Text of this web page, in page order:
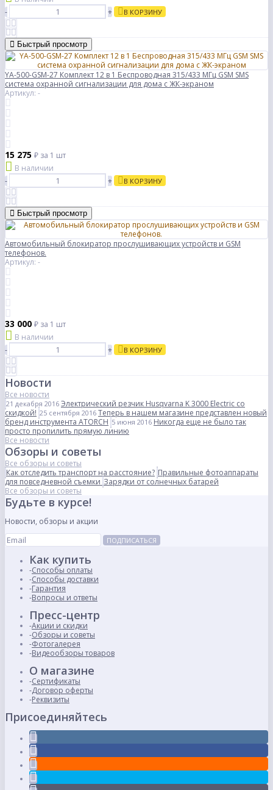
-
+ В КОРЗИНУ
Быстрый просмотр
YA-500-GSM-27 Комплект 12 в 1 Беспроводная 315/433 МГц GSM SMS
система охранной сигнализации для дома с ЖК-экраном
Артикул: -
15 275 ₽ за 1 шт
В наличии
-
+ В КОРЗИНУ
Быстрый просмотр
Автомобильный блокиратор прослушивающих устройств и GSM
телефонов.
Артикул: -
33 000 ₽ за 1 шт
В наличии
-
+ В КОРЗИНУ
Новости
Все новости
21 декабря 2016 Электрический резчик Husqvarna K 3000 Electric со
скидкой! 25 сентября 2016 Теперь в нашем магазине представлен новый
бренд инструмента ATORCH 5 июня 2016 Никогда еще не было так
просто пропилить прямую линию
Все новости
Обзоры и советы
Все обзоры и советы
Как отследить транспорт на расстояние? Правильные фотоаппараты
для повседневной съемки Зарядки от солнечных батарей
Все обзоры и советы
Будьте в курсе!
Новости, обзоры и акции
ПОДПИСАТЬСЯ
Как купить
Способы оплаты
Способы доставки
Гарантия
Вопросы и ответы
Пресс-центр
Акции и скидки
Обзоры и советы
Фотогалерея
Видеообзоры товаров
О магазине
Сертификаты
Договор оферты
Реквизиты
Присоединяйтесь